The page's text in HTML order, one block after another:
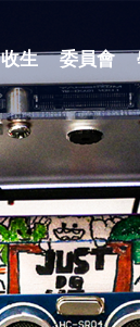
收生 委員會